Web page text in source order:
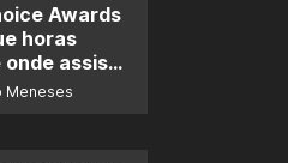
Awards
horas
assistir
Meneses